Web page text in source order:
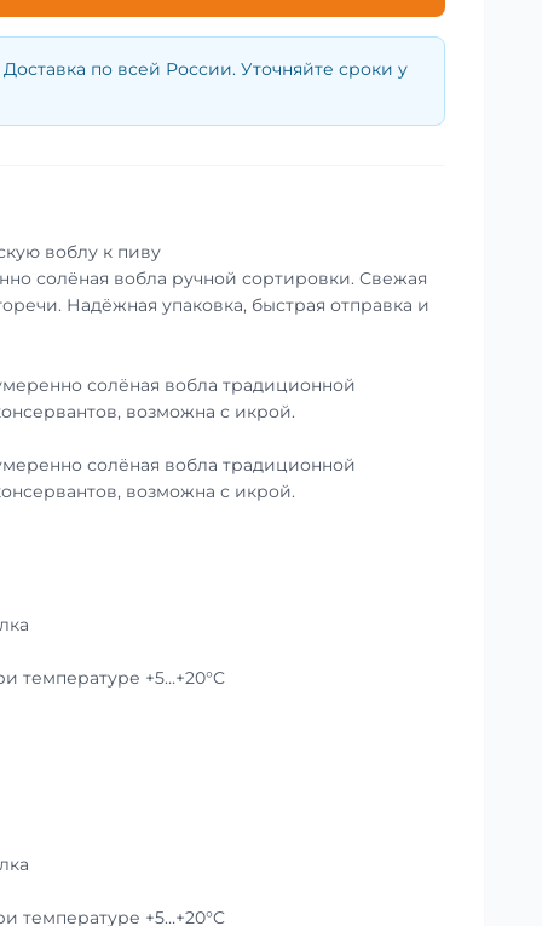
Доставка по всей России. Уточняйте сроки у
воблу к пиву
солёная вобла ручной сортировки. Свежая
Надёжная упаковка, быстрая отправка и
солёная вобла традиционной
возможна с икрой.
солёная вобла традиционной
возможна с икрой.
температуре +5…+20°C
температуре +5…+20°C